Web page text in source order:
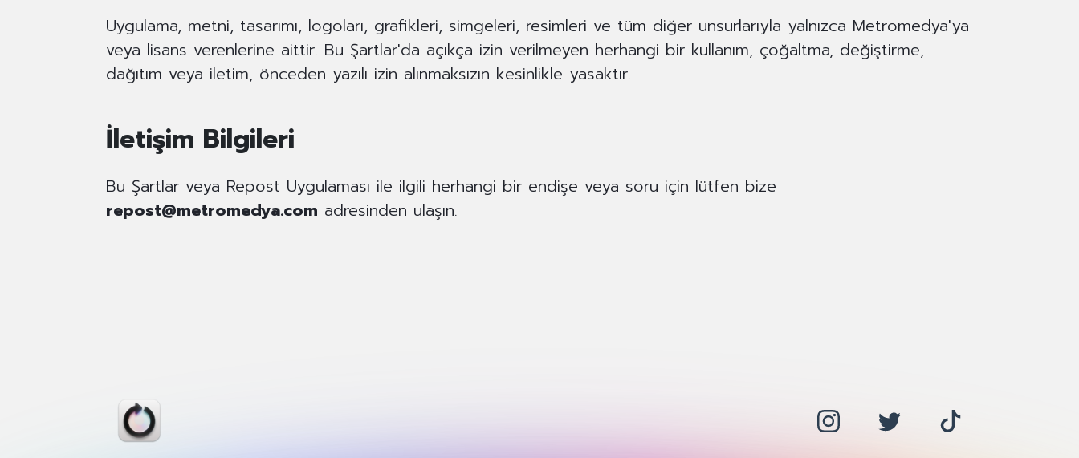
Uygulama, metni, tasarımı, logoları, grafikleri, simgeleri, resimleri ve tüm diğer unsurlarıyla yalnızca Metromedya'ya
veya lisans verenlerine aittir. Bu Şartlar'da açıkça izin verilmeyen herhangi bir kullanım, çoğaltma, değiştirme,
dağıtım veya iletim, önceden yazılı izin alınmaksızın kesinlikle yasaktır.
İletişim Bilgileri
Bu Şartlar veya Repost Uygulaması ile ilgili herhangi bir endişe veya soru için lütfen bize
repost@metromedya.com adresinden ulaşın.